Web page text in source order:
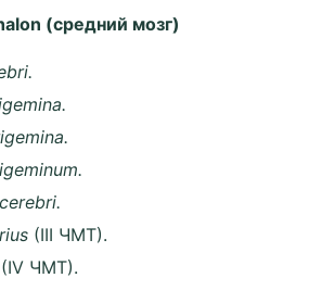
(cpeдний мозг)
(III ЧMT).
(IV ЧMT).